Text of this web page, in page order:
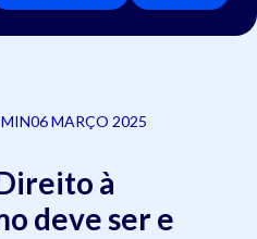
06 MARÇO 2025
à
deve ser e